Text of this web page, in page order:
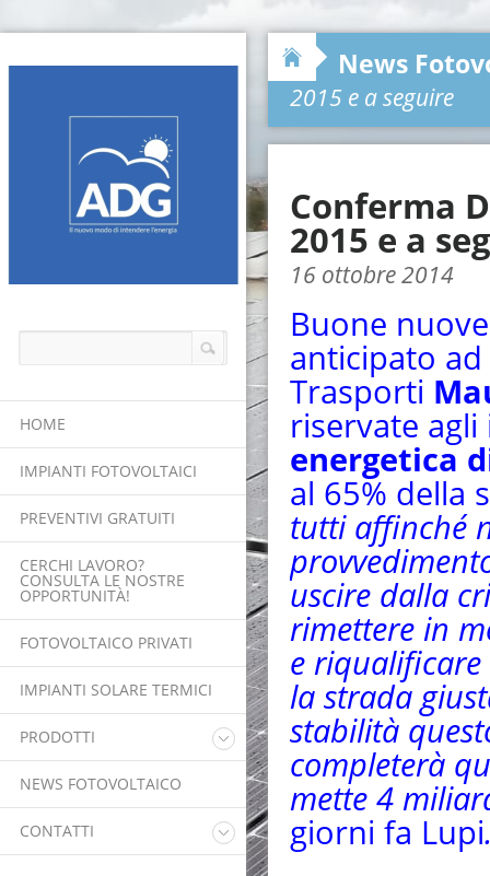
HOME
IMPIANTI FOTOVOLTAICI
PREVENTIVI GRATUITI
CERCHI LAVORO?
CONSULTA LE NOSTRE
OPPORTUNITÀ!
FOTOVOLTAICO PRIVATI
IMPIANTI SOLARE TERMICI
PRODOTTI
Pompa di calore
riscaldamento acqua
NEWS FOTOVOLTAICO
CONTATTI
News
2015 e a seguire
Conferma
2015 e a
16 ottobre 2014
Buone
anticipato
Trasporti
riservate
energetica
al 65% della
tutti affinché
uscire dalla
rimettere in
e
la strada
stabilità
completerà
mette 4
giorni fa Lupi